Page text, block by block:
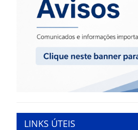
LINKS ÚTEIS